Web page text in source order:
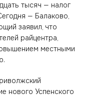
тысяч — налог
— Балаково,
заявил, что
райцентра,
местными
нового Успенского